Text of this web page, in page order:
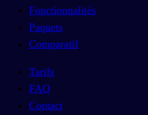
Fonctionnalités
Paquets
Comparatif
Tarifs
FAQ
Contact